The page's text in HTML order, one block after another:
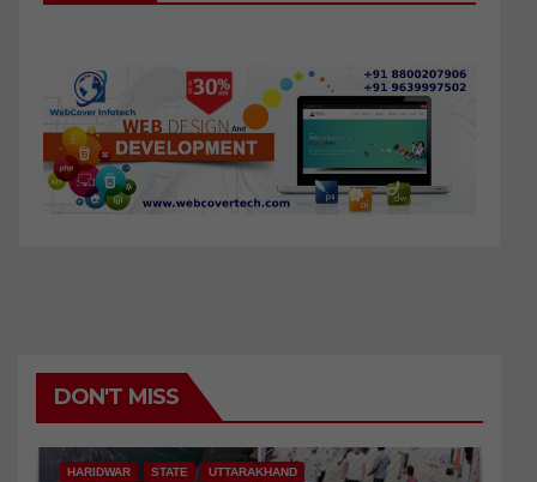
DON'T MISS
HARIDWAR STATE UTTARAKHAND